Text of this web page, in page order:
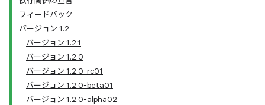
フィードバック
バージョン 1.2
バージョン 1.2.1
バージョン 1.2.0
バージョン 1.2.0-rc01
バージョン 1.2.0-beta01
バージョン 1.2.0-alpha02